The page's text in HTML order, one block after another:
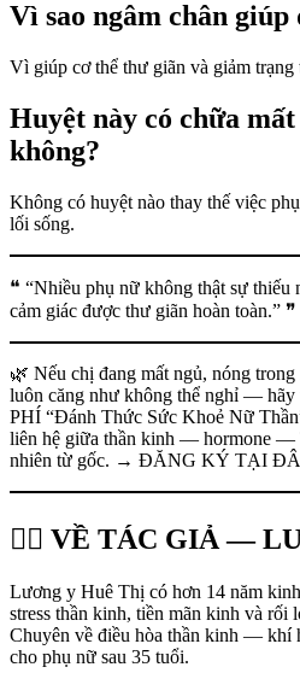
Vì sao ngâm chân giúp
Vì giúp cơ thể thư giãn và giảm trạng
Huyệt này có chữa
không?
Không có huyệt nào thay thế việc
lối sống.
❝ “Nhiều phụ nữ không thật sự
cảm giác được thư giãn hoàn toàn.” ❞
🌿 Nếu chị đang mất ngủ, nóng
luôn căng như không thể nghỉ —
PHÍ “Đánh Thức Sức Khoẻ Nữ
liên hệ giữa thần kinh — hormone —
nhiên từ gốc. → ĐĂNG KÝ TẠI
👩‍⚕️ VỀ TÁC GIẢ —
Lương y Huê Thị có hơn 14 năm
stress thần kinh, tiền mãn kinh và rối
Chuyên về điều hòa thần kinh —
cho phụ nữ sau 35 tuổi.